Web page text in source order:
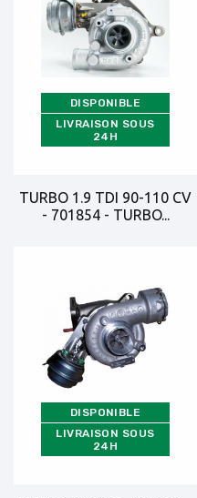
DISPONIBLE
LIVRAISON SOUS
24H
TURBO 1.9 TDI 90-110 CV
- 701854 - TURBO...
DISPONIBLE
LIVRAISON SOUS
24H